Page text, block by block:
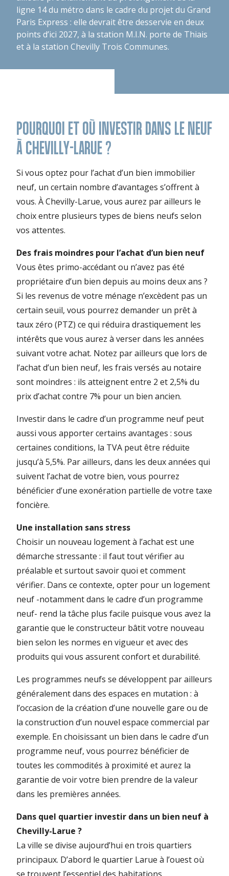
ligne 14 du métro dans le cadre du projet du Grand
Paris Express : elle devrait être desservie en deux
points d’ici 2027, à la station M.I.N. porte de Thiais
et à la station Chevilly Trois Communes.
POURQUOI ET OÙ INVESTIR DANS LE NEUF
À CHEVILLY-LARUE ?
Si vous optez pour l’achat d’un bien immobilier
neuf, un certain nombre d’avantages s’offrent à
vous. À Chevilly-Larue, vous aurez par ailleurs le
choix entre plusieurs types de biens neufs selon
vos attentes.
Des frais moindres pour l’achat d’un bien neuf
Vous êtes primo-accédant ou n’avez pas été
propriétaire d’un bien depuis au moins deux ans ?
Si les revenus de votre ménage n’excèdent pas un
certain seuil, vous pourrez demander un prêt à
taux zéro (PTZ) ce qui réduira drastiquement les
intérêts que vous aurez à verser dans les années
suivant votre achat. Notez par ailleurs que lors de
l’achat d’un bien neuf, les frais versés au notaire
sont moindres : ils atteignent entre 2 et 2,5% du
prix d’achat contre 7% pour un bien ancien.
Investir dans le cadre d’un programme neuf peut
aussi vous apporter certains avantages : sous
certaines conditions, la TVA peut être réduite
jusqu’à 5,5%. Par ailleurs, dans les deux années qui
suivent l’achat de votre bien, vous pourrez
bénéficier d’une exonération partielle de votre taxe
foncière.
Une installation sans stress
Choisir un nouveau logement à l’achat est une
démarche stressante : il faut tout vérifier au
préalable et surtout savoir quoi et comment
vérifier. Dans ce contexte, opter pour un logement
neuf -notamment dans le cadre d’un programme
neuf- rend la tâche plus facile puisque vous avez la
garantie que le constructeur bâtit votre nouveau
bien selon les normes en vigueur et avec des
produits qui vous assurent confort et durabilité.
Les programmes neufs se développent par ailleurs
généralement dans des espaces en mutation : à
l’occasion de la création d’une nouvelle gare ou de
la construction d’un nouvel espace commercial par
exemple. En choisissant un bien dans le cadre d’un
programme neuf, vous pourrez bénéficier de
toutes les commodités à proximité et aurez la
garantie de voir votre bien prendre de la valeur
dans les premières années.
Dans quel quartier investir dans un bien neuf à
Chevilly-Larue ?
La ville se divise aujourd’hui en trois quartiers
principaux. D’abord le quartier Larue à l’ouest où